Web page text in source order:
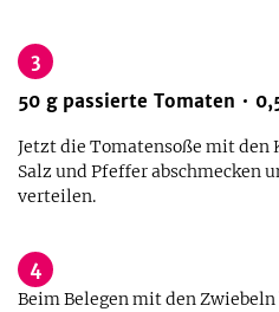
3
50 g passierte Tomaten
Jetzt die Tomatensoße mit
Salz und Pfeffer abschmecken
verteilen.
4
Beim Belegen mit den